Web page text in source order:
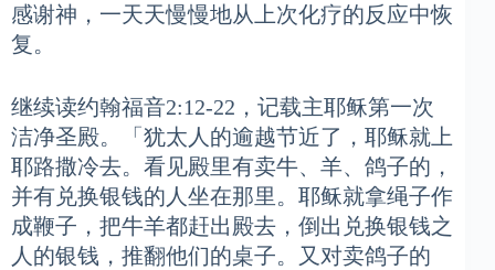
感谢神，一天天慢慢地从上次化疗的反应中恢
复。
继续读约翰福音2:12-22，记载主耶稣第一次
洁净圣殿。「犹太人的逾越节近了，耶稣就上
耶路撒冷去。看见殿里有卖牛、羊、鸽子的，
并有兑换银钱的人坐在那里。耶稣就拿绳子作
成鞭子，把牛羊都赶出殿去，倒出兑换银钱之
人的银钱，推翻他们的桌子。又对卖鸽子的